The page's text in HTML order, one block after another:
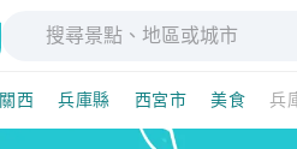
關西 兵庫縣 西宮市 美食 兵